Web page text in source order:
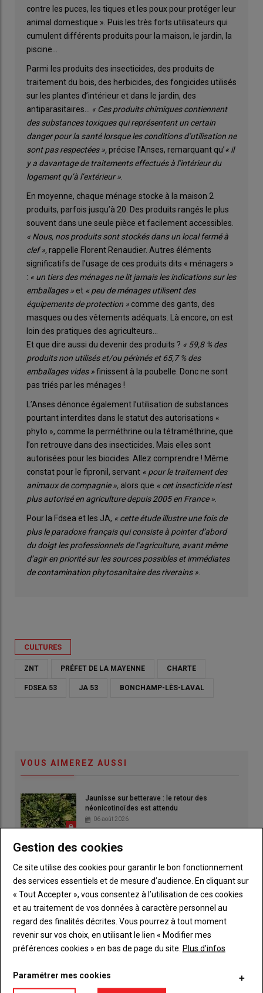
contre les puces, les tiques et les poux pour protéger leur
animal domestique ». Puis les très forts utilisateurs qui
cumulent différents produits pour la maison, le jardin, la
piscine…
Parmi les produits des insecticides, des produits de
traitement du bois, des herbicides, des fongicides utilisés
sur les plantes d’intérieur et dans le jardin, des
antiparasitaires… « Ces produits chimiques contiennent
des substances toxiques qui représentent un certain
danger pour la santé lorsque les conditions d’utilisation ne
sont pas respectées »,précise l’Anses, remarquant qu’« il
y a davantage de traitements effectués à l’intérieur du
logement qu’à l’extérieur ».
En moyenne, chaque ménage stocke à la maison 2
produits, parfois jusqu’à 20. Des produits rangés le plus
souvent dans une seule pièce et facilement accessibles.
« Nous, nos produits sont stockés dans un local fermé à
clef »,rappelle Florent Renaudier. Autres éléments
significatifs de l’usage de ces produits dits « ménagers »
: « un tiers des ménages ne lit jamais les indications sur les
emballages » et « peu de ménages utilisent des
équipements de protection » comme des gants, des
masques ou des vêtements adéquats. Là encore, on est
loin des pratiques des agriculteurs…
Et que dire aussi du devenir des produits ? « 59,8 % des
produits non utilisés et/ou périmés et 65,7 % des
emballages vides »finissent à la poubelle. Donc ne sont
pas triés par les ménages !
L’Anses dénonce également l’utilisation de substances
pourtant interdites dans le statut des autorisations «
phyto », comme la perméthrine ou la tétraméthrine, que
l’on retrouve dans des insecticides. Mais elles sont
autorisées pour les biocides. Allez comprendre ! Même
constat pour le fipronil, servant « pour le traitement des
animaux de compagnie », alors que « cet insecticide n’est
plus autorisé en agriculture depuis 2005 en France ».
Pour la Fdsea et les JA, « cette étude illustre une fois de
plus le paradoxe français qui consiste à pointer d’abord
du doigt les professionnels de l’agriculture, avant même
d’agir en priorité sur les sources possibles et immédiates
de contamination phytosanitaire des riverains ».
CULTURES
ZNT PRÉFET DE LA MAYENNE CHARTE
FDSEA 53 JA 53 BONCHAMP-LÈS-LAVAL
VOUS AIMEREZ AUSSI
Jaunisse sur betterave : le retour des
néonicotinoïdes est attendu
06 août 2026
Qu'attendre d'un maïs fourrage récolté sans
06 août 2026
Terrena. Moissons : une récolte 2026 «
exceptionnellement précoce »
06 août 2026
30 juillet 2026
Gestion des cookies
Ce site utilise des cookies pour garantir le bon fonctionnement
des services essentiels et de mesure d’audience. En cliquant sur
« Tout Accepter », vous consentez à l’utilisation de ces cookies
et au traitement de vos données à caractère personnel au
regard des finalités décrites. Vous pourrez à tout moment
revenir sur vos choix, en utilisant le lien « Modifier mes
préférences cookies » en bas de page du site. Plus d'infos
Paramétrer mes cookies